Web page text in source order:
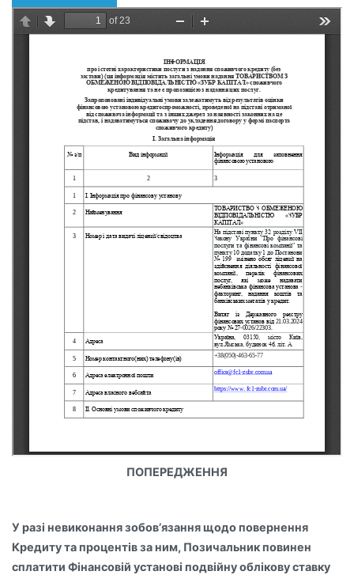
ПОПЕРЕДЖЕННЯ
У разі невиконання зобов’язання щодо повернення
Кредиту та процентів за ним, Позичальник повинен
сплатити Фінансовій установі подвійну облікову ставку